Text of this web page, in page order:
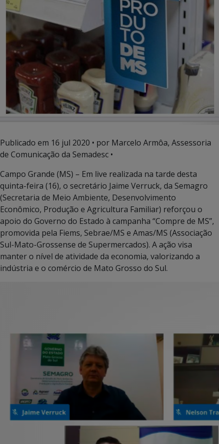
Publicado em 16 jul 2020 • por Marcelo Armôa, Assessoria
de Comunicação da Semadesc •
Campo Grande (MS) – Em live realizada na tarde desta
quinta-feira (16), o secretário Jaime Verruck, da Semagro
(Secretaria de Meio Ambiente, Desenvolvimento
Econômico, Produção e Agricultura Familiar) reforçou o
apoio do Governo do Estado à campanha “Compre de MS”,
promovida pela Fiems, Sebrae/MS e Amas/MS (Associação
Sul-Mato-Grossense de Supermercados). A ação visa
manter o nível de atividade da economia, valorizando a
indústria e o comércio de Mato Grosso do Sul.